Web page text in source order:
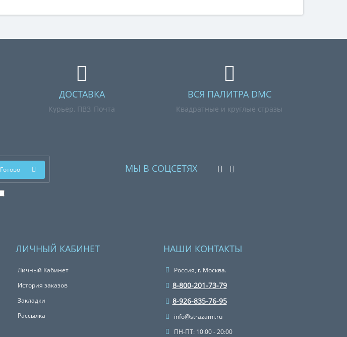
ДОСТАВКА
Курьер, ПВЗ, Почта
ВСЯ ПАЛИТРА DMC
Квадратные и круглые стразы
Готово МЫ В СОЦСЕТЯХ
ЛИЧНЫЙ КАБИНЕТ
Личный Кабинет
История заказов
Закладки
Рассылка
НАШИ КОНТАКТЫ
Россия, г. Москва.
8-800-201-73-79
8-926-835-76-95
info@strazami.ru
ПН-ПТ: 10:00 - 20:00